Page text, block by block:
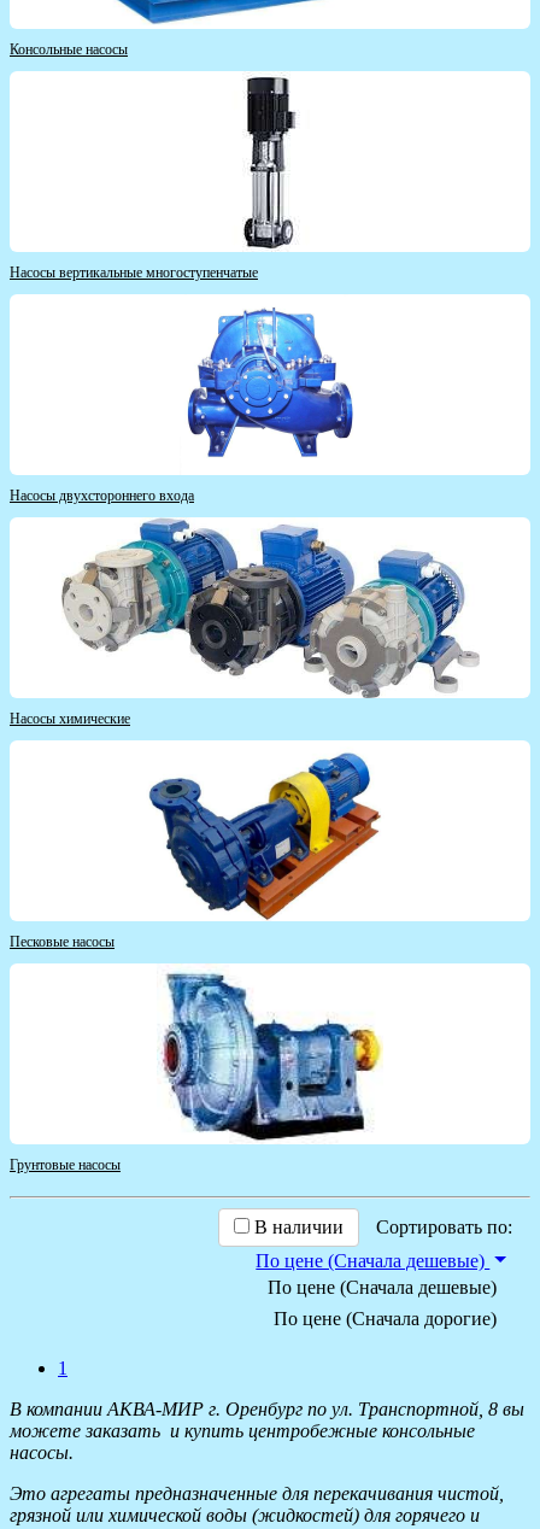
Консольные насосы
Насосы вертикальные многоступенчатые
Насосы двухстороннего входа
Насосы химические
Песковые насосы
Грунтовые насосы
В наличии
Сортировать по:
По цене (Сначала дешевые)
По цене (Сначала дешевые)
По цене (Сначала дорогие)
1
В компании АКВА-МИР г. Оренбург по ул. Транспортной, 8 вы
можете заказать и купить центробежные консольные
насосы.
Это агрегаты предназначенные для перекачивания чистой,
грязной или химической воды (жидкостей) для горячего и